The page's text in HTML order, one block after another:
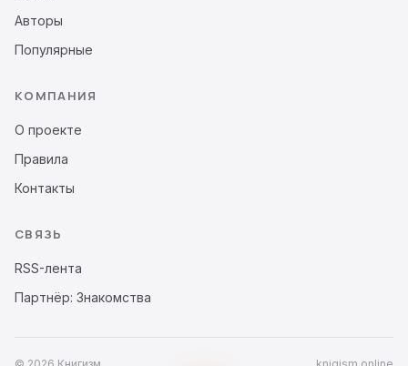
Авторы
Популярные
КОМПАНИЯ
О проекте
Правила
Контакты
СВЯЗЬ
RSS-лента
Партнёр: Знакомства